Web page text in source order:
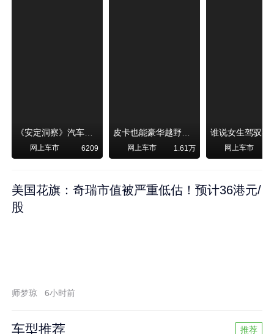
《安定洞察》汽车烧不烧油，和石油安全无关！
网上车市 6209
皮卡也能豪华越野！纵横F700上市，限时卖29.99万起
网上车市 1.61万 网上车市
美国花旗：奇瑞市值被严重低估！预计36港元/
股
师梦琼 6小时前
车型推荐 推荐